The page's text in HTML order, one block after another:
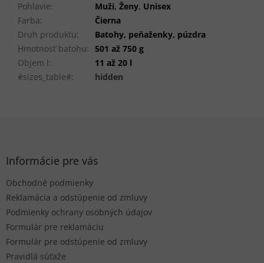
Pohlavie: Muži, Ženy, Unisex
Farba:
Čierna
Druh produktu:
Batohy, peňaženky, púzdra
Hmotnosť batohu: 501 až 750 g
Objem l:
11 až 20 l
#sizes_table#: hidden
Informácie pre vás
Obchodné podmienky
Reklamácia a odstúpenie od zmluvy
Podmienky ochrany osobných údajov
Formulár pre reklamáciu
Formulár pre odstúpenie od zmluvy
Pravidlá súťaže